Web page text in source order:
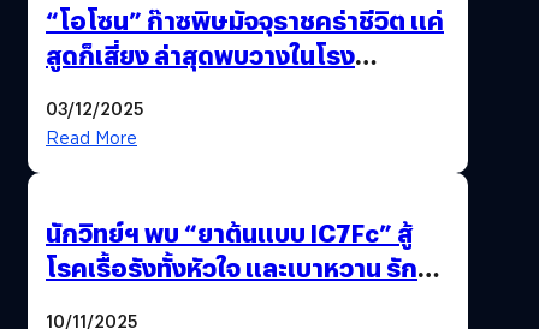
“โอโซน” ก๊าซพิษมัจจุราชคร่าชีวิต แค่
สูดก็เสี่ยง ล่าสุดพบวางในโรง
03/12/2025
Read More
นักวิทย์ฯ พบ “ยาต้นแบบ IC7Fc” สู้
โรคเรื้อรังทั้งหัวใจ และเบาหวาน รักษา
10/11/2025